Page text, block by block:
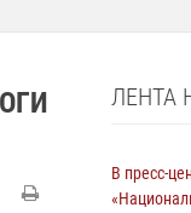
ЛЕНТА
В пресс-